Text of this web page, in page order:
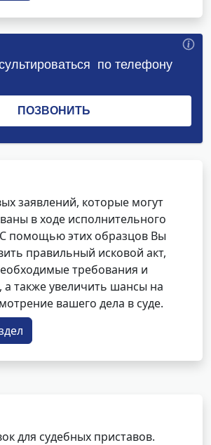
заявлений, которые могут
в ходе исполнительного
помощью этих образцов Вы
правильный исковой акт,
требования и
также увеличить шансы на
вашего дела в суде.
для судебных приставов.